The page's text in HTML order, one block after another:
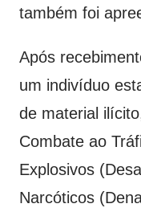
também foi
Após
um indivíduo
de material
Combate ao
Explosivos
Narcóticos